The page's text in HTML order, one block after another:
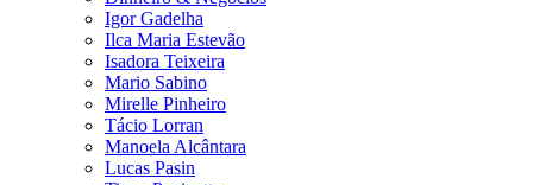
Igor Gadelha
Ilca Maria Estevão
Isadora Teixeira
Mario Sabino
Mirelle Pinheiro
Tácio Lorran
Manoela Alcântara
Lucas Pasin